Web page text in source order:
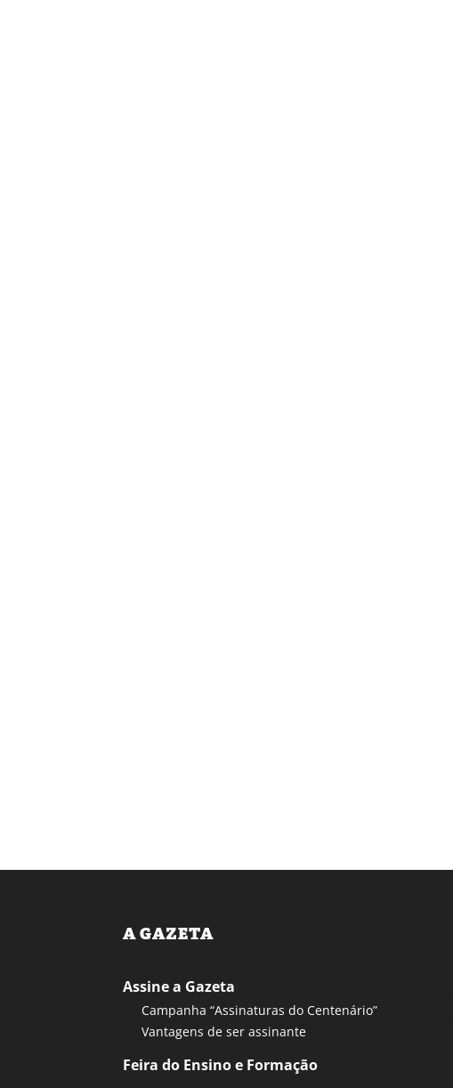
A GAZETA
Assine a Gazeta
Campanha “Assinaturas do Centenário”
Vantagens de ser assinante
Feira do Ensino e Formação